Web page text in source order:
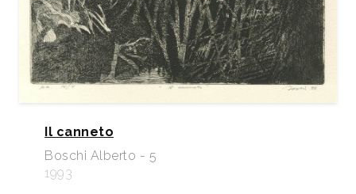
Il canneto
Boschi Alberto - 5
1993